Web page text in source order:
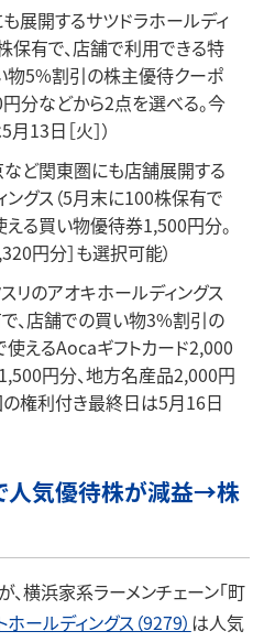
展開するサツドラホールディ
保有で、店舗で利用できる特
物5%割引の株主優待クーポ
分などから2点を選べる。今
13日［火］）
ど関東圏にも店舗展開する
ングス（5月末に100株保有で
える買い物優待券1,500円分。
円分］も選択可能）
リのアオキホールディングス
、店舗での買い物3%割引の
えるAocaギフトカード2,000
円分、地方名産品2,000円
権利付き最終日は5月16日
人気優待株が減益→株
横浜家系ラーメンチェーン「町
ホールディングス（9279） は人気